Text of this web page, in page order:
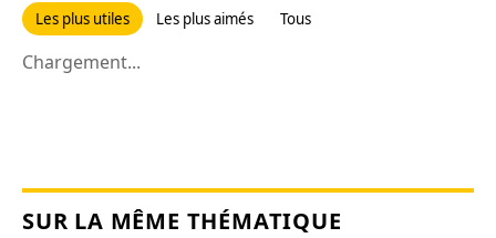
Les plus utiles Les plus aimés Tous
Chargement...
SUR LA MÊME THÉMATIQUE